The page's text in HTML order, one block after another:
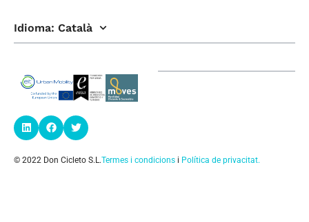
Idioma: Català
© 2022 Don Cicleto S.L.Termes i condicions i Política de privacitat.